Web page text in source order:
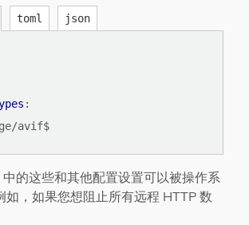
toml json
:
avif$
的这些和其他配置设置可以被操作系
如，如果您想阻止所有远程 HTTP 数